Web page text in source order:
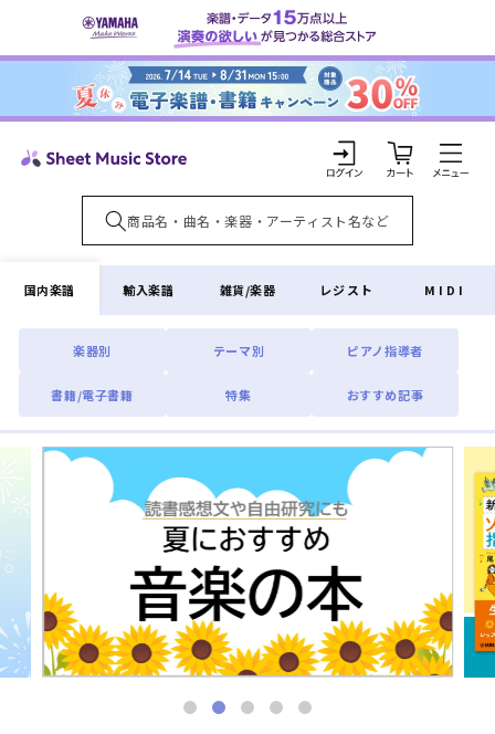
ンツに
ロ
グ
イ
ン
カ
ー
ト
国内楽譜
楽器別 テーマ別 ピアノ指導者
書籍/電子書籍 特集 おすすめ記事
輸入楽譜 雑貨/楽器 レジスト MIDI